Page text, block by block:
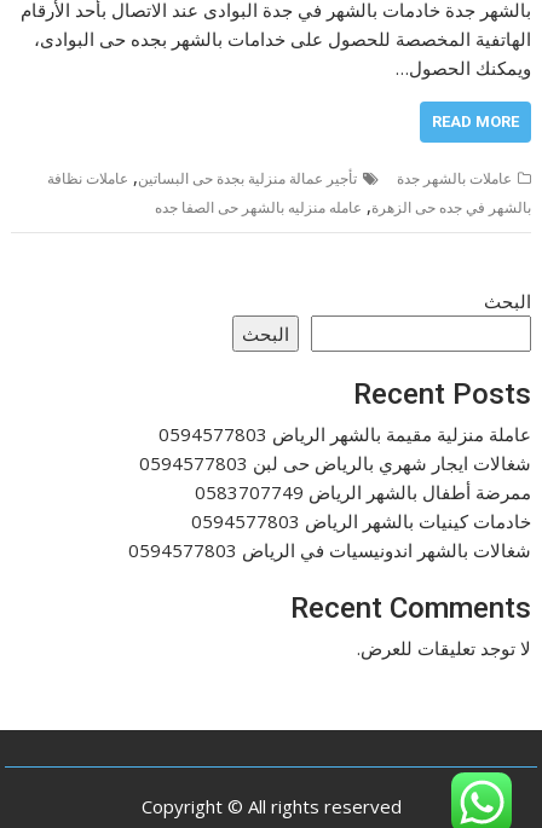
بالشهر جدة خادمات بالشهر في جدة البوادى عند الاتصال بأحد الأرقام
الهاتفية المخصصة للحصول على خدامات بالشهر بجده حى البوادى،
ويمكنك الحصول…
READ MORE
عاملات بالشهر جدة تأجير عمالة منزلية بجدة حى البساتين, عاملات نظافة
بالشهر في جده حى الزهرة, عامله منزليه بالشهر حى الصفا جده
البحث
البحث
Recent Posts
عاملة منزلية مقيمة بالشهر الرياض 0594577803
شغالات ايجار شهري بالرياض حى لبن 0594577803
ممرضة أطفال بالشهر الرياض 0583707749
خادمات كينيات بالشهر الرياض 0594577803
شغالات بالشهر اندونيسيات في الرياض 0594577803
Recent Comments
لا توجد تعليقات للعرض.
Copyright © All rights reserved